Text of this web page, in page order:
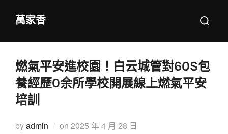
萬家香
Search
燃氣平安進校園！白云城管對60S包
養經歷0余所學校開展線上燃氣平安
培訓
byadmin on Posted
2025 年 4 月 28 日